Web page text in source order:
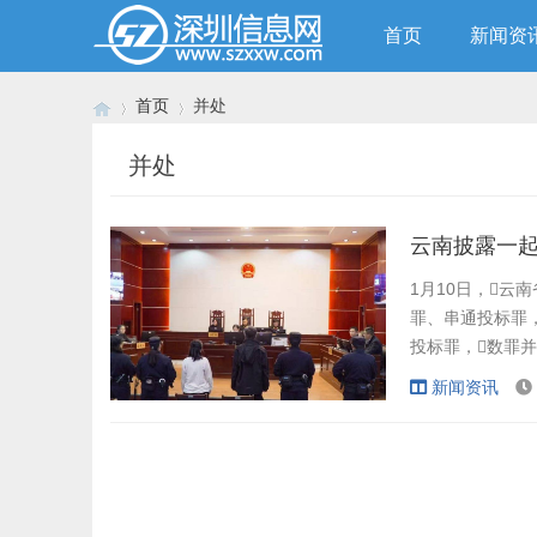
首页 新闻资
首页 并处
并处
云南披露一
1月10日，云
罪、串通投标罪
投标罪，数罪
没收上缴国库，
新闻资讯